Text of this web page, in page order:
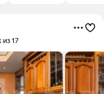
из 17